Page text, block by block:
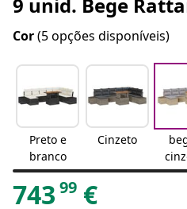
9 unid. Bege
Cor(5 opções disponíveis)
Preto e
branco
Cinzeto
743 99 €